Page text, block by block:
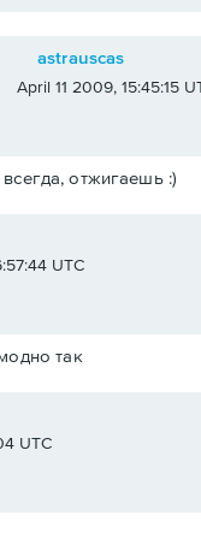
astrauscas
April 11 2009, 15:45:15
отжигаешь :)
UTC
так
UTC